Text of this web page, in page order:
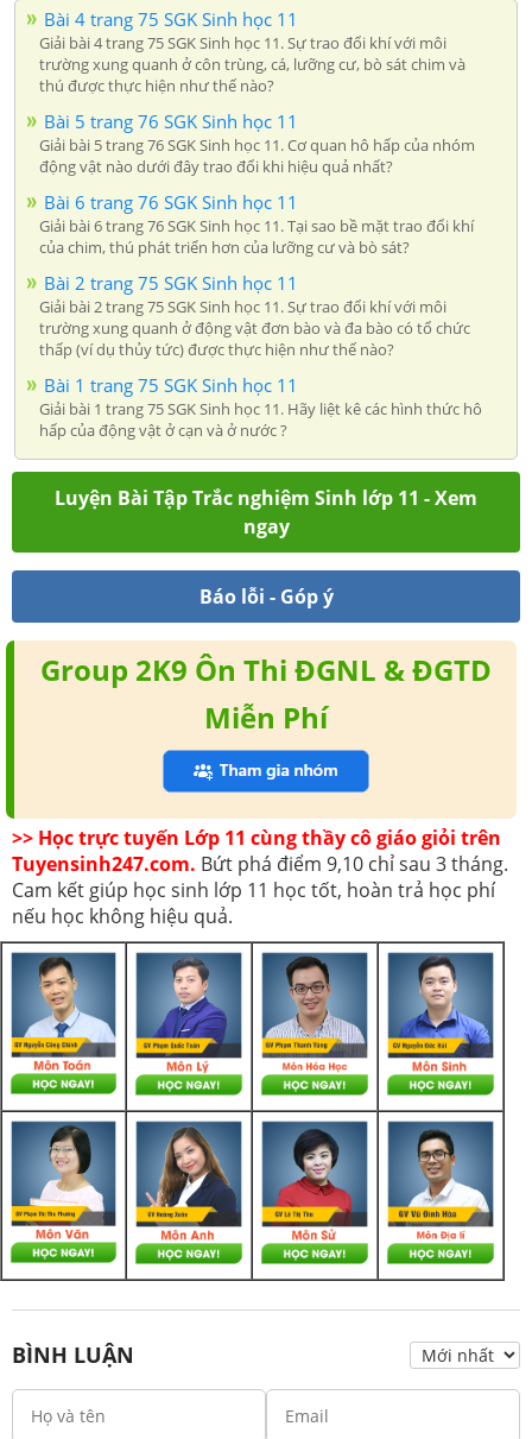
Bài 4 trang 75 SGK Sinh học 11
Giải bài 4 trang 75 SGK Sinh học 11. Sự trao đổi khí với môi
trường xung quanh ở côn trùng, cá, lưỡng cư, bò sát chim và
thú được thực hiện như thế nào?
Bài 5 trang 76 SGK Sinh học 11
Giải bài 5 trang 76 SGK Sinh học 11. Cơ quan hô hấp của nhóm
động vật nào dưới đây trao đổi khi hiệu quả nhất?
Bài 6 trang 76 SGK Sinh học 11
Giải bài 6 trang 76 SGK Sinh học 11. Tại sao bề mặt trao đổi khí
của chim, thú phát triển hơn của lưỡng cư và bò sát?
Bài 2 trang 75 SGK Sinh học 11
Giải bài 2 trang 75 SGK Sinh học 11. Sự trao đổi khí với môi
trường xung quanh ở động vật đơn bào và đa bào có tổ chức
thấp (ví dụ thủy tức) được thực hiện như thế nào?
Bài 1 trang 75 SGK Sinh học 11
Giải bài 1 trang 75 SGK Sinh học 11. Hãy liệt kê các hình thức hô
hấp của động vật ở cạn và ở nước ?
Luyện Bài Tập Trắc nghiệm Sinh lớp 11 - Xem
ngay
Báo lỗi - Góp ý
Group 2K9 Ôn Thi ĐGNL & ĐGTD
Miễn Phí
>> Học trực tuyến Lớp 11 cùng thầy cô giáo giỏi trên
Tuyensinh247.com. Bứt phá điểm 9,10 chỉ sau 3 tháng.
Cam kết giúp học sinh lớp 11 học tốt, hoàn trả học phí
nếu học không hiệu quả.
BÌNH LUẬN